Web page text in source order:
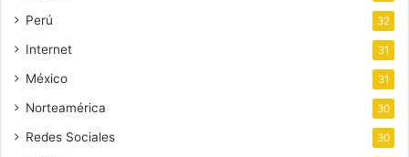
Perú 32
Internet 31
México 31
Norteamérica 30
Redes Sociales 30